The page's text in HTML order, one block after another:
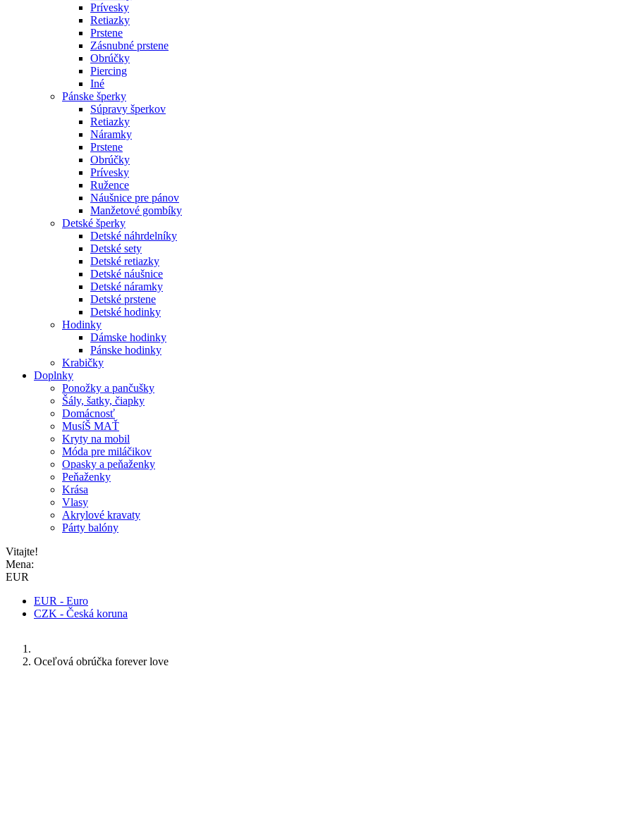
Prívesky
Retiazky
Prstene
Zásnubné prstene
Obrúčky
Piercing
Iné
Pánske šperky
Súpravy šperkov
Retiazky
Náramky
Prstene
Obrúčky
Prívesky
Ružence
Náušnice pre pánov
Manžetové gombíky
Detské šperky
Detské náhrdelníky
Detské sety
Detské retiazky
Detské náušnice
Detské náramky
Detské prstene
Detské hodinky
Hodinky
Dámske hodinky
Pánske hodinky
Krabičky
Doplnky
Ponožky a pančušky
Šály, šatky, čiapky
Domácnosť
MusíŠ MAŤ
Kryty na mobil
Móda pre miláčikov
Opasky a peňaženky
Peňaženky
Krása
Vlasy
Akrylové kravaty
Párty balóny
Vitajte!
Mena:
EUR
EUR - Euro
CZK - Česká koruna
Oceľová obrúčka forever love